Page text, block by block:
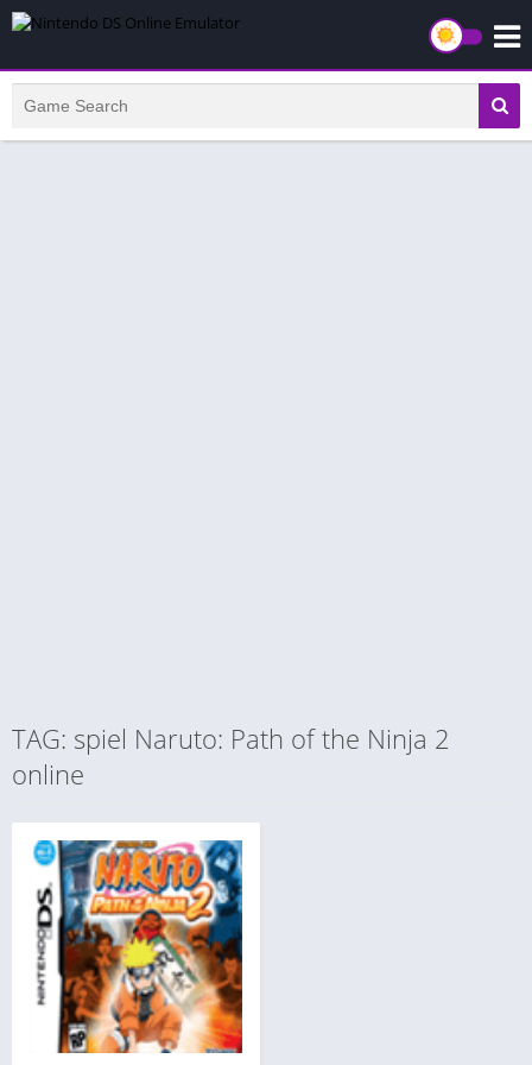
TAG: spiel Naruto: Path of the Ninja 2
online